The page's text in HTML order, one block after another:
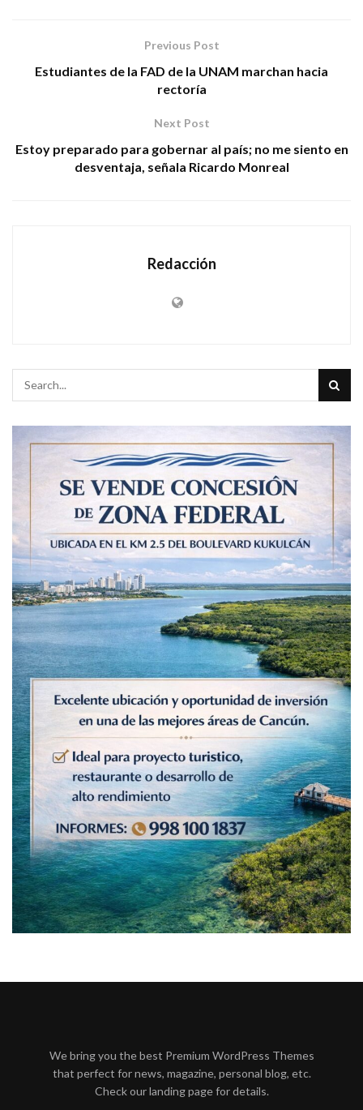
Previous Post
Estudiantes de la FAD de la UNAM marchan hacia
rectoría
Next Post
Estoy preparado para gobernar al país; no me siento en
desventaja, señala Ricardo Monreal
Redacción
We bring you the best Premium WordPress Themes
that perfect for news, magazine, personal blog, etc.
Check our landing page for details.